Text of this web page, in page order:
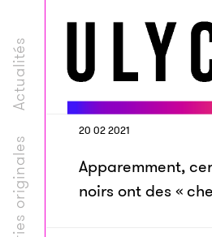
Séries originales
Actualités
20 02 2021
Apparemment,
noirs ont des «